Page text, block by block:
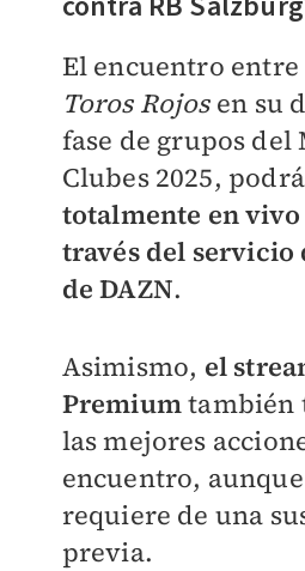
El encuentro entre
Toros Rojosen su
fase de grupos
Clubes 2025,
totalmente en
través del servicio
de DAZN.
Asimismo, el
Premiumtambién
las mejores
encuentro,
requiere de una
previa.